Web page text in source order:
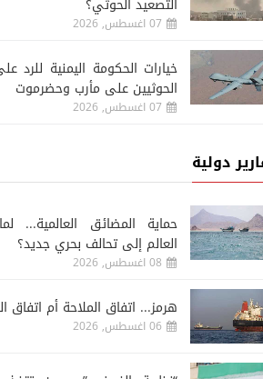
التصعيد الحوثي؟
07 اغسطس, 2026
خيارات الحكومة اليمنية للرد
الحوثيين على مأرب وحضرموت
07 اغسطس, 2026
دولية
حماية المضائق العالمية...
العالم إلى تحالف بحري جديد؟
08 اغسطس, 2026
هرمز... اتفاق الملاحة أم اتفاق
06 اغسطس, 2026